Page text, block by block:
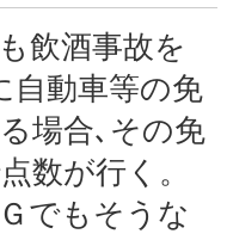
飲酒事故を
自動車等の免
場合､その免
数が行く。
でもそうな